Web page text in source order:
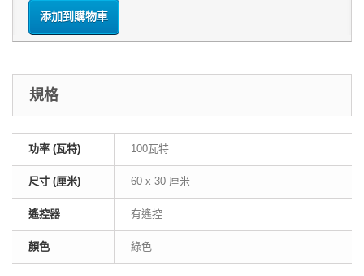
添加到購物車
規格
功率 (瓦特) 100瓦特
尺寸 (厘米) 60 x 30 厘米
遙控器 有遙控
顏色 綠色